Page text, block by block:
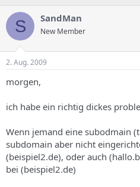
s
t
e
l
e
r
s
h
e
m
a
s
s
e
d
u
m
S SandMan
New Member
2. Aug. 2009
morgen,
ich habe ein richtig dickes
Wenn jemand eine subodmain
subdomain aber nicht
(beispiel2.de), oder auch
bei (beispiel2.de)